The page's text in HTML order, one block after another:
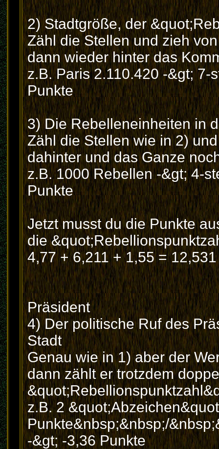
2) Stadtgröße, der
Zähl die Stellen und zieh
dann wieder hinter das
z.B. Paris 2.110.420 -&gt; 7-
Punkte
3) Die Rebelleneinheiten in
Zähl die Stellen wie in 2)
dahinter und das Ganze
z.B. 1000 Rebellen -&gt; 4-
Punkte
Jetzt musst du die Punkte
die
4,77 + 6,211 + 1,55 =
Präsident
4) Der politische Ruf des
Stadt
Genau wie in 1) aber der
dann zählt er trotzdem
z.B. 2
Punkte&nbsp;&nbsp;/
-&gt; -3,36 Punkte